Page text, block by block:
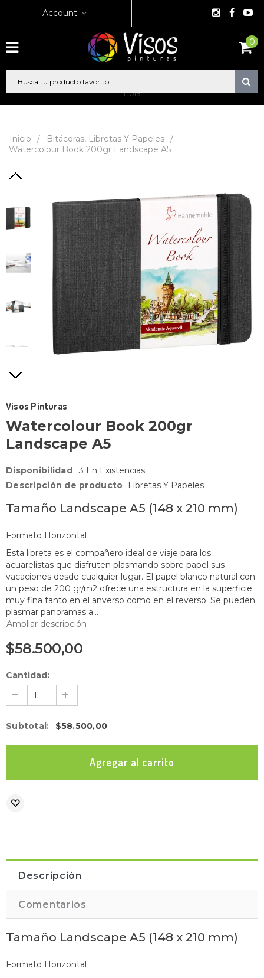
Account
0
hola
Inicio / Bitácoras, Libretas Y Papeles /
Watercolour Book 200gr Landscape A5
Visos Pinturas
Watercolour Book 200gr
Landscape A5
Disponibilidad
3 En Existencias
Descripción de producto
Libretas Y Papeles
Tamaño Landscape A5 (148 x 210 mm)
Formato Horizontal
Esta libreta es el compañero ideal de viaje para los
acuarelistas que disfruten plasmando sobre papel sus
vacaciones desde cualquier lugar. El papel blanco natural con
un peso de 200 gr/m2 ofrece una estructura en la superficie
muy fina tanto en el anverso como en el reverso. Se pueden
plasmar panoramas a...
Ampliar descripción
$58.500,00
Cantidad:
Subtotal : $58.500,00
Descripción
Comentarios
Tamaño Landscape A5 (148 x 210 mm)
Formato Horizontal